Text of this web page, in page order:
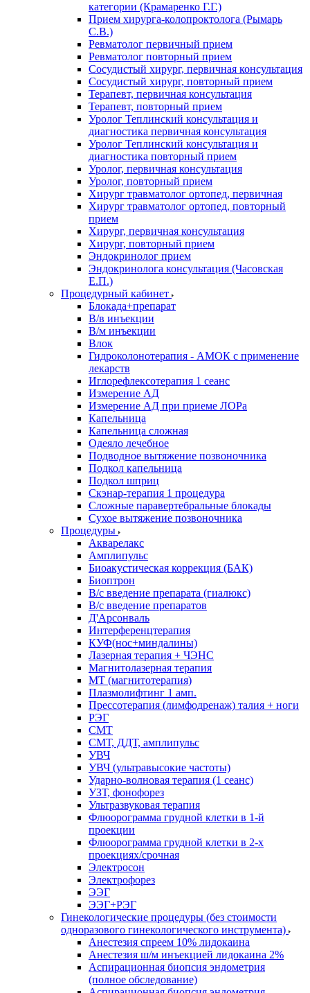
категории (Крамаренко Г.Г.)
Прием хирурга-колопроктолога (Рымарь
С.В.)
Ревматолог первичный прием
Ревматолог повторный прием
Сосудистый хирург, первичная консультация
Сосудистый хирург, повторный прием
Терапевт, первичная консультация
Терапевт, повторный прием
Уролог Теплинский консультация и
диагностика первичная консультация
Уролог Теплинский консультация и
диагностика повторный прием
Уролог, первичная консультация
Уролог, повторный прием
Хирург травматолог ортопед, первичная
Хирург травматолог ортопед, повторный
прием
Хирург, первичная консультация
Хирург, повторный прием
Эндокринолог прием
Эндокринолога консультация (Часовская
Е.П.)
Процедурный кабинет
Блокада+препарат
В/в инъекции
В/м инъекции
Влок
Гидроколонотерапия - АМОК с применение
лекарств
Иглорефлексотерапия 1 сеанс
Измерение АД
Измерение АД при приеме ЛОРа
Капельница
Капельница сложная
Одеяло лечебное
Подводное вытяжение позвоночника
Подкол капельница
Подкол шприц
Скэнар-терапия 1 процедура
Сложные паравертебральные блокады
Сухое вытяжение позвоночника
Процедуры
Акварелакс
Амплипульс
Биоакустическая коррекция (БАК)
Биоптрон
В/с введение препарата (гиалюкс)
В/с введение препаратов
Д'Арсонваль
Интерференцтерапия
КУФ(нос+миндалины)
Лазерная терапия + ЧЭНС
Магнитолазерная терапия
МТ (магнитотерапия)
Плазмолифтинг 1 амп.
Прессотерапия (лимфодренаж) талия + ноги
РЭГ
СМТ
СМТ, ДДТ, амплипульс
УВЧ
УВЧ (ультравысокие частоты)
Ударно-волновая терапия (1 сеанс)
УЗТ, фонофорез
Ультразвуковая терапия
Флюорограмма грудной клетки в 1-й
проекции
Флюорограмма грудной клетки в 2-х
проекциях/срочная
Электросон
Электрофорез
ЭЭГ
ЭЭГ+РЭГ
Гинекологические процедуры (без стоимости
одноразового гинекологического инструмента)
Анестезия спреем 10% лидокаина
Анестезия ш/м инъекцией лидокаина 2%
Аспирационная биопсия эндометрия
(полное обследование)